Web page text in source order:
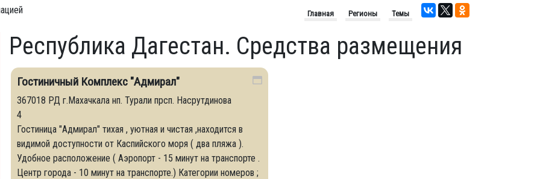
Главная Регионы Темы
Республика Дагестан. Средства размещения
Гостиничный Комплекс "Адмирал"
367018 РД г.Махачкала нп. Турали прсп. Насрутдинова
4
Гостиница "Адмирал" тихая , уютная и чистая ,находится в
видимой доступности от Каспийского моря ( два пляжа ).
Удобное расположение ( Аэропорт - 15 минут на транспорте .
Центр города - 10 минут на транспорте.) Категории номеров ;